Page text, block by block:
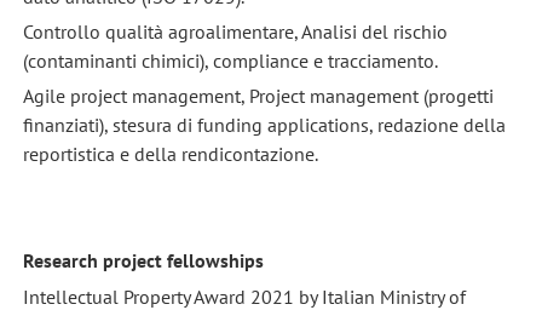
Controllo qualità agroalimentare, Analisi del rischio
(contaminanti chimici), compliance e tracciamento.
Agile project management, Project management (progetti
finanziati), stesura di funding applications, redazione della
reportistica e della rendicontazione.
Research project fellowships
Intellectual Property Award 2021 by Italian Ministry of